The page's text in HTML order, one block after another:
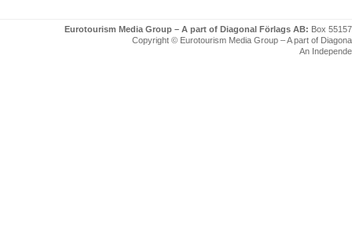
Eurotourism Media Group – A part of Diagonal Förlags AB: Box
Copyright © Eurotourism Media Group – A part of
An